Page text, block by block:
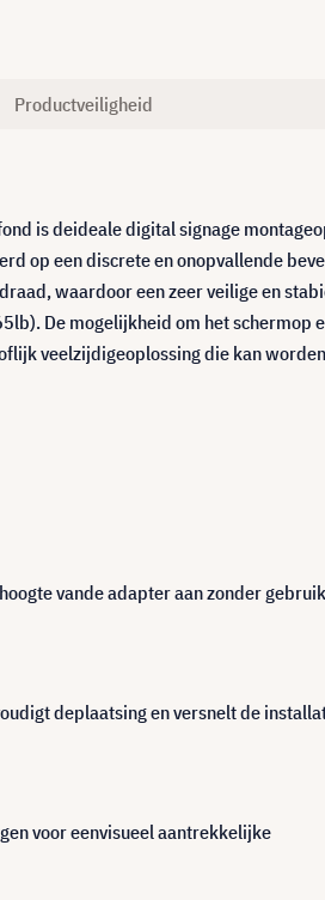
Productveiligheid
is deideale digital signage
op een discrete en onopvallende
waardoor een zeer veilige en
De mogelijkheid om het
veelzijdigeoplossing die kan
vande adapter aan zonder
deplaatsing en versnelt de
voor eenvisueel aantrekkelijke